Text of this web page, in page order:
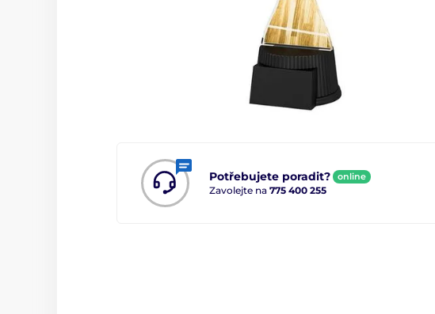
Potřebujete poradit? online
Zavolejte na 775 400 255